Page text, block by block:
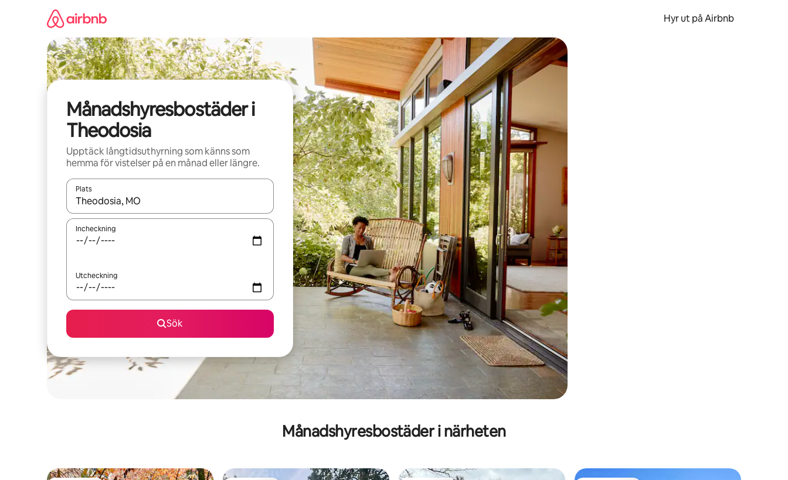
Hyr ut på Airbnb
Månadshyresbostäder i
Theodosia
Upptäck långtidsuthyrning som känns som
hemma för vistelser på en månad eller längre.
Plats
När resultaten är tillgängliga kan du navigera med upp- och nedåtpilarna eller utforska genom att trycka eller svepa.
Incheckning
Utcheckning
Sök
Månadshyresbostäder i närheten